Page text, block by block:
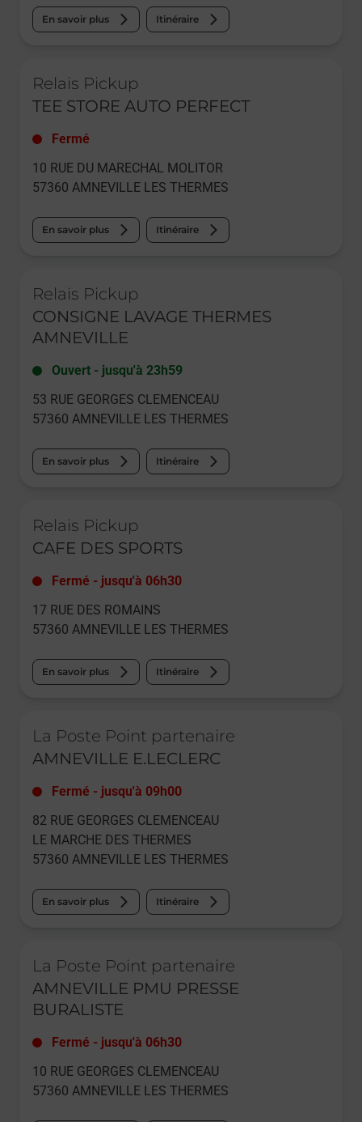
En savoir plus Itinéraire
Relais Pickup
TEE STORE AUTO PERFECT
Fermé
10 RUE DU MARECHAL MOLITOR
57360 AMNEVILLE LES THERMES
En savoir plus Itinéraire
Relais Pickup
CONSIGNE LAVAGE THERMES
AMNEVILLE
Ouvert - jusqu'à 23h59
53 RUE GEORGES CLEMENCEAU
57360 AMNEVILLE LES THERMES
En savoir plus Itinéraire
Relais Pickup
CAFE DES SPORTS
Fermé - jusqu'à 06h30
17 RUE DES ROMAINS
57360 AMNEVILLE LES THERMES
En savoir plus Itinéraire
La Poste Point partenaire
AMNEVILLE E.LECLERC
Fermé - jusqu'à 09h00
82 RUE GEORGES CLEMENCEAU
LE MARCHE DES THERMES
57360 AMNEVILLE LES THERMES
En savoir plus Itinéraire
La Poste Point partenaire
AMNEVILLE PMU PRESSE
BURALISTE
Fermé - jusqu'à 06h30
10 RUE GEORGES CLEMENCEAU
57360 AMNEVILLE LES THERMES